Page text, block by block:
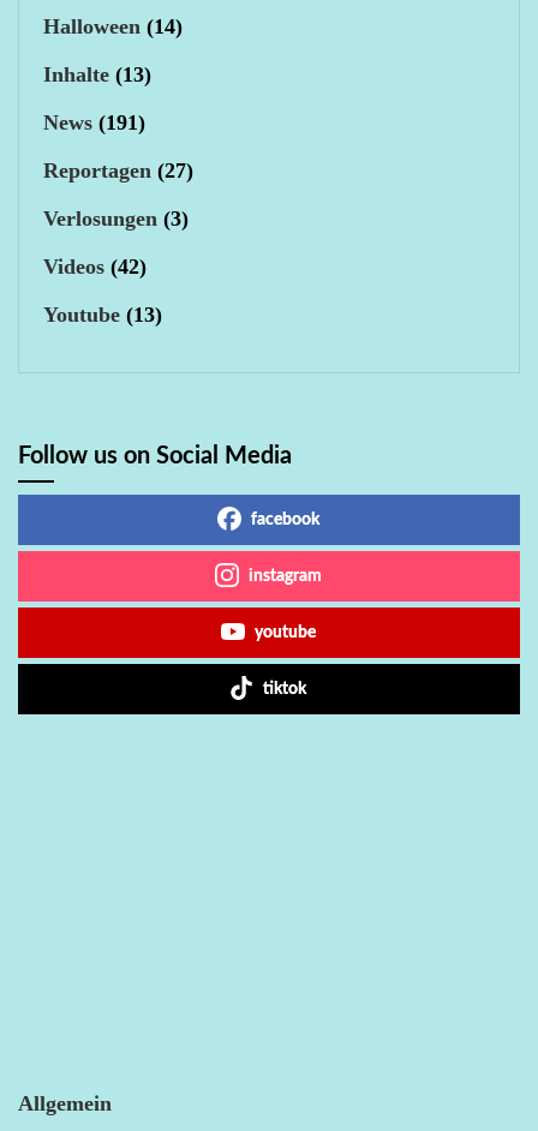
Halloween (14)
Inhalte (13)
News (191)
Reportagen (27)
Verlosungen (3)
Videos (42)
Youtube (13)
Follow us on Social Media
facebook
instagram
youtube
tiktok
Allgemein